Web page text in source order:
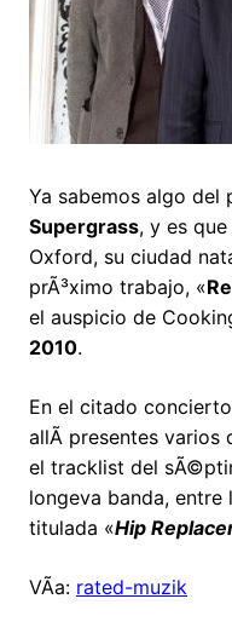
Ya sabemos algo del
Supergrass, y es
Oxford, su ciudad
prÃ³ximo trabajo, «
el auspicio de
2010.
En el citado
allÃ­ presentes varios
el tracklist del
longeva banda, entre
titulada «Hip
VÃ­a: rated-muzik